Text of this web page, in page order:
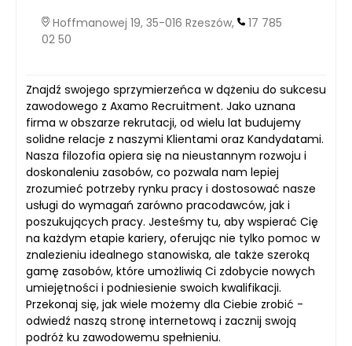
Hoffmanowej 19, 35-016 Rzeszów,
17 785
02 50
Znajdź swojego sprzymierzeńca w dążeniu do sukcesu
zawodowego z Axamo Recruitment. Jako uznana
firma w obszarze rekrutacji, od wielu lat budujemy
solidne relacje z naszymi Klientami oraz Kandydatami.
Nasza filozofia opiera się na nieustannym rozwoju i
doskonaleniu zasobów, co pozwala nam lepiej
zrozumieć potrzeby rynku pracy i dostosować nasze
usługi do wymagań zarówno pracodawców, jak i
poszukujących pracy. Jesteśmy tu, aby wspierać Cię
na każdym etapie kariery, oferując nie tylko pomoc w
znalezieniu idealnego stanowiska, ale także szeroką
gamę zasobów, które umożliwią Ci zdobycie nowych
umiejętności i podniesienie swoich kwalifikacji.
Przekonaj się, jak wiele możemy dla Ciebie zrobić -
odwiedź naszą stronę internetową i zacznij swoją
podróż ku zawodowemu spełnieniu.